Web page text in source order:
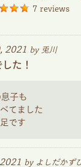
7 reviews
2021 by 兎川
た！
子も
てました
です
by よしだかず